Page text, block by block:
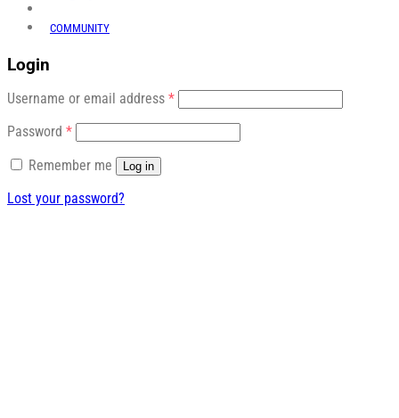
COMMUNITY
Login
Username or email address *Required
Password *Required
Remember me Log in
Lost your password?